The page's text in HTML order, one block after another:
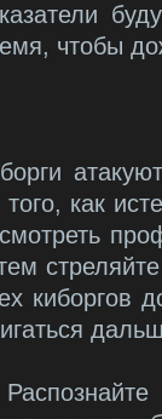
чтобы
того, как
киборгов